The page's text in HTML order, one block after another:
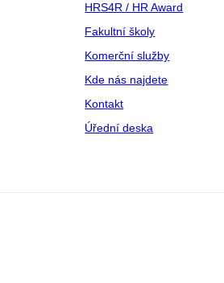
HRS4R / HR Award
Fakultní školy
Komerční služby
Kde nás najdete
Kontakt
Úřední deska